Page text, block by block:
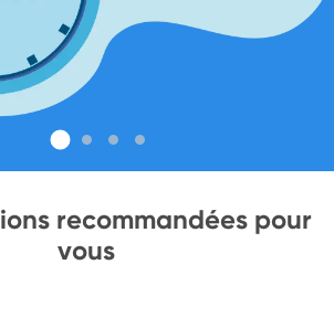
recommandées pour
vous